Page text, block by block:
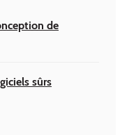
de
sûrs